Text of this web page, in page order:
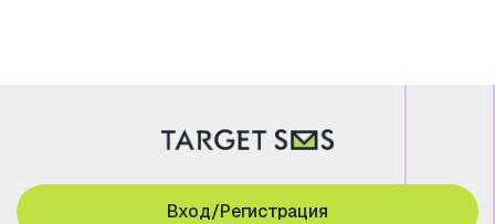
Вход/Регистрация